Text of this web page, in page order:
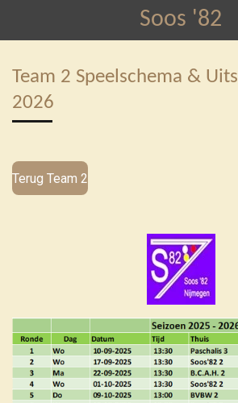
direct
de
hoofdinhoud
Soos '82
Team 2 Speelschema &
2026
Terug Team 2